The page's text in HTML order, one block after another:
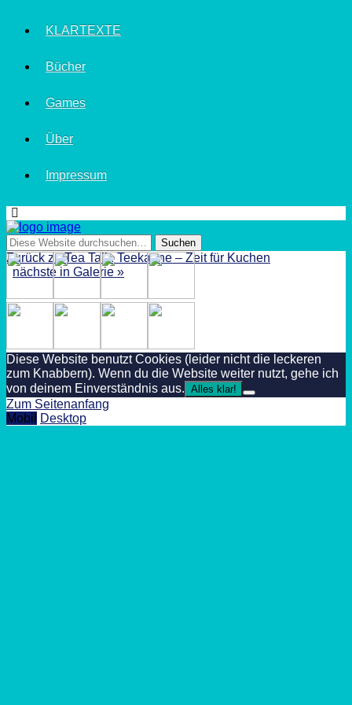
KLARTEXTE
Bücher
Games
Über
Impressum
Zurück zu Tea Talk: Teekanne – Zeit für Kuchen
nächste in Galerie »
Diese Website benutzt Cookies (leider nicht die leckeren
zum Knabbern). Wenn du die Website weiter nutzt, gehe ich
von deinem Einverständnis aus. Alles klar!
Zum Seitenanfang
Mobil
Desktop